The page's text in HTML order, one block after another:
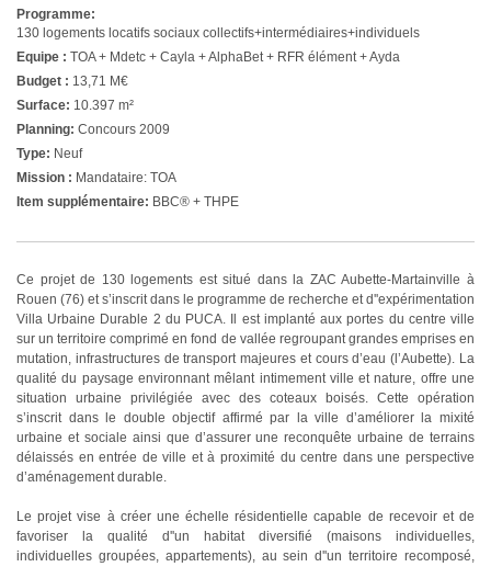
Programme:
130 logements locatifs sociaux collectifs+intermédiaires+individuels
Equipe : TOA + Mdetc + Cayla + AlphaBet + RFR élément + Ayda
Budget : 13,71 M€
Surface: 10.397 m²
Planning: Concours 2009
Type: Neuf
Mission : Mandataire: TOA
Item supplémentaire: BBC® + THPE
Ce projet de 130 logements est situé dans la ZAC Aubette-Martainville à
Rouen (76) et s’inscrit dans le programme de recherche et d''expérimentation
Villa Urbaine Durable 2 du PUCA. Il est implanté aux portes du centre ville
sur un territoire comprimé en fond de vallée regroupant grandes emprises en
mutation, infrastructures de transport majeures et cours d’eau (l’Aubette). La
qualité du paysage environnant mêlant intimement ville et nature, offre une
situation urbaine privilégiée avec des coteaux boisés. Cette opération
s’inscrit dans le double objectif affirmé par la ville d’améliorer la mixité
urbaine et sociale ainsi que d’assurer une reconquête urbaine de terrains
délaissés en entrée de ville et à proximité du centre dans une perspective
d’aménagement durable.
Le projet vise à créer une échelle résidentielle capable de recevoir et de
favoriser la qualité d''un habitat diversifié (maisons individuelles,
individuelles groupées, appartements), au sein d''un territoire recomposé,